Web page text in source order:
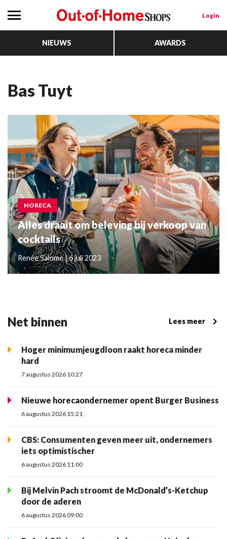
Login
NIEUWS AWARDS
Bas Tuyt
HORECA
Alles draait om beleving bij verkoop van
cocktails
Renée Salome | 6 juli 2023
Net binnen Lees meer
Hoger minimumjeugdloon raakt horeca minder
hard
7 augustus 2026 10:27
Nieuwe horecaondernemer opent Burger Business
6 augustus 2026 15:21
CBS: Consumenten geven meer uit, ondernemers
iets optimistischer
6 augustus 2026 11:00
Bij Melvin Pach stroomt de McDonald’s-Ketchup
door de aderen
6 augustus 2026 09:00